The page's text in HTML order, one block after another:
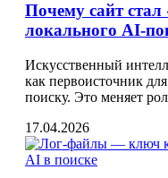
Почему сайт
локального AI-
Искусственный
как первоисточник
поиску. Это меняет
17.04.2026
AI в поиске